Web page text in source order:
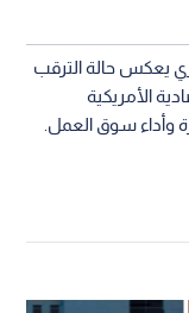
يعكس حالة الترقب
الأمريكية
وأداء سوق العمل.